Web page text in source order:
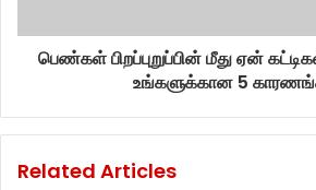
பெண்கள் பிறப்புறுப்பின் மீது ஏன்
உங்களுக்கான 5
Related Articles